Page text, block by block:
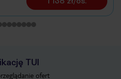
TUI
ofert